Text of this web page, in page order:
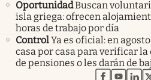
OportunidadBuscan
isla griega: ofrecen
horas de trabajo por día
ControlYa es oficial: en
casa por casa para verificar
de pensiones o les darán de
abre en
abre